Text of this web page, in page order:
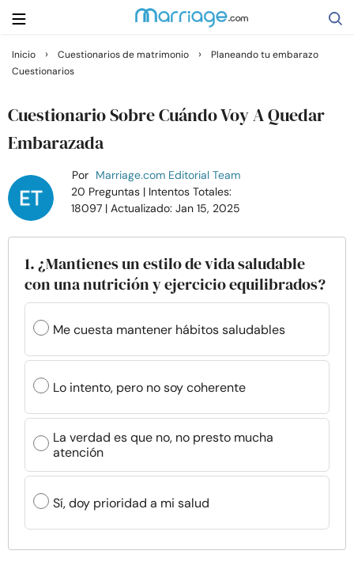
Buscar
Casarse
Relaciones
Familia
Ayuda
Cursos
Recursos
Comunidad
Encuentra un terapeuta
Idioma
Inicio › Cuestionarios de matrimonio ›
Planeando tu embarazo
Cuestionarios
Cuestionario Sobre Cuándo Voy A Quedar
Embarazada
Por Marriage.com Editorial Team
20 Preguntas | Intentos Totales:
18097 | Actualizado: Jan 15, 2025
1. ¿Mantienes un estilo de vida saludable
con una nutrición y ejercicio equilibrados?
Me cuesta mantener hábitos saludables
Lo intento, pero no soy coherente
La verdad es que no, no presto mucha
atención
Sí, doy prioridad a mi salud